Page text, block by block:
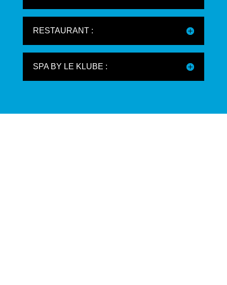
RESTAURANT :
SPA BY LE KLUBE :